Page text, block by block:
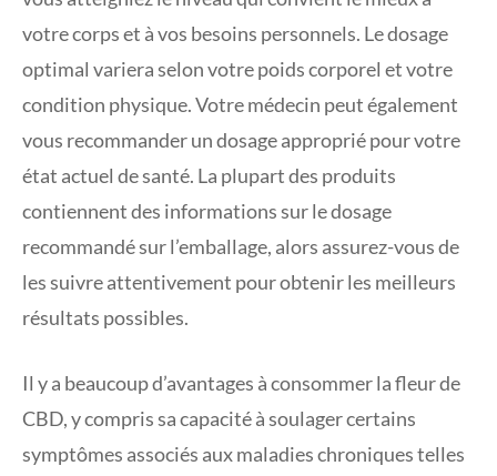
votre corps et à vos besoins personnels. Le dosage
optimal variera selon votre poids corporel et votre
condition physique. Votre médecin peut également
vous recommander un dosage approprié pour votre
état actuel de santé. La plupart des produits
contiennent des informations sur le dosage
recommandé sur l’emballage, alors assurez-vous de
les suivre attentivement pour obtenir les meilleurs
résultats possibles.
Il y a beaucoup d’avantages à consommer la fleur de
CBD, y compris sa capacité à soulager certains
symptômes associés aux maladies chroniques telles